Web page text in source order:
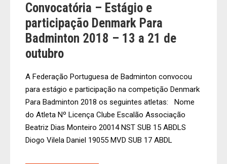
Convocatória – Estágio e
participação Denmark Para
Badminton 2018 – 13 a 21 de
outubro
A Federação Portuguesa de Badminton convocou
para estágio e participação na competição Denmark
Para Badminton 2018 os seguintes atletas: Nome
do Atleta Nº Licença Clube Escalão Associação
Beatriz Dias Monteiro 20014 NST SUB 15 ABDLS
Diogo Vilela Daniel 19055 MVD SUB 17 ABDL